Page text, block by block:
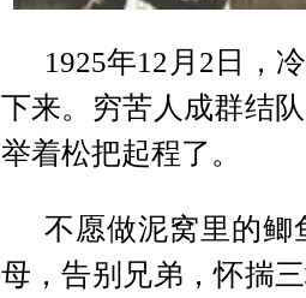
1925年12月2日，
下来。穷苦人成群结
举着松把起程了。
不愿做泥窝里的鲫
母，告别兄弟，怀揣